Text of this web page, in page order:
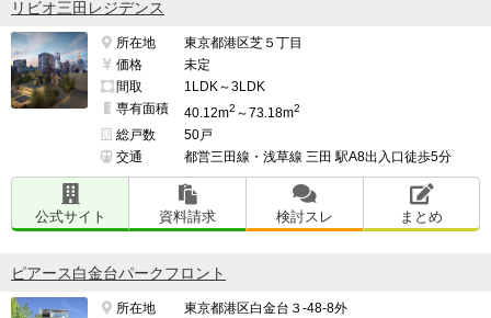
資産価値が高い。
品川からの地下鉄など将来楽しみ。
品川再開発の恩恵もある。
過去30年で最大規模で分かりやすい特徴がありこれから
も人気マンションだろう。
━━━━━━━━━━━━━━━━━━━
このマンションの最も残念な点
リビオ三田レジデンス
所在地
東京都港区芝５丁目
価格
未定
間取
1LDK～3LDK
専有面積
40.12m2 ～73.18m2
総戸数
50戸
交通
都営三田線・浅草線 三田 駅A8出入口徒歩5分
公式サイト 資料請求 検討スレ まとめ
ピアース白金台パークフロント
所在地
東京都港区白金台３-48-8外